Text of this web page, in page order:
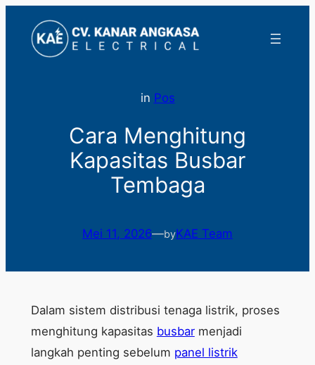
konten
in Pos
Cara Menghitung
Kapasitas Busbar
Tembaga
Mei 11, 2026—byKAE Team
Dalam sistem distribusi tenaga listrik, proses
menghitung kapasitas busbarmenjadi
langkah penting sebelum panel listrik